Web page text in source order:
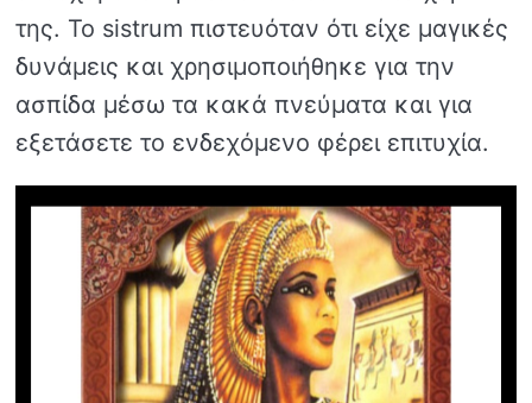
της. Το sistrum πιστευόταν ότι είχε μαγικές
δυνάμεις και χρησιμοποιήθηκε για την
ασπίδα μέσω τα κακά πνεύματα και για
εξετάσετε το ενδεχόμενο φέρει επιτυχία.